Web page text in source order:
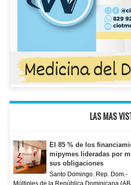
LAS MAS
El 85 % de los
mipymes lideradas por
sus obligaciones
Santo Domingo. Rep. Dom.-
Múltiples de la República Dominicana